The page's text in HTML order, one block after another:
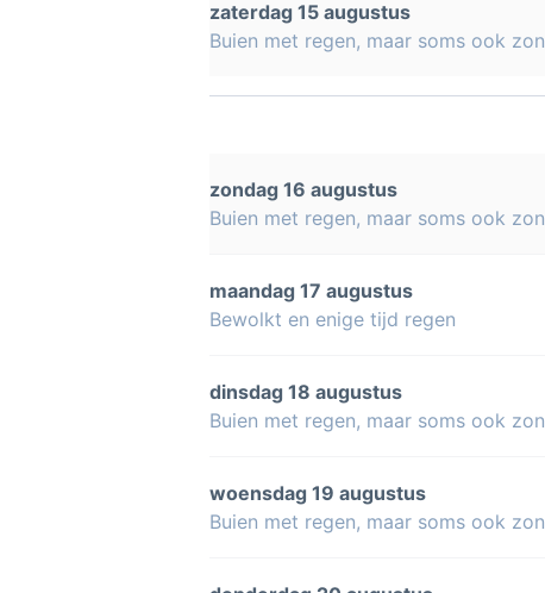
zaterdag 15 augustus
Buien met regen, maar soms ook zon
zondag 16 augustus
Buien met regen, maar soms ook zon
maandag 17 augustus
Bewolkt en enige tijd regen
dinsdag 18 augustus
Buien met regen, maar soms ook zon
woensdag 19 augustus
Buien met regen, maar soms ook zon